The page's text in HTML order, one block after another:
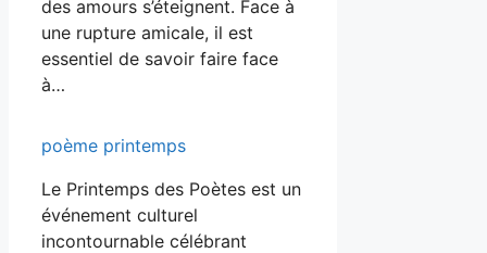
des amours s’éteignent. Face à
une rupture amicale, il est
essentiel de savoir faire face
à…
poème printemps
Le Printemps des Poètes est un
événement culturel
incontournable célébrant